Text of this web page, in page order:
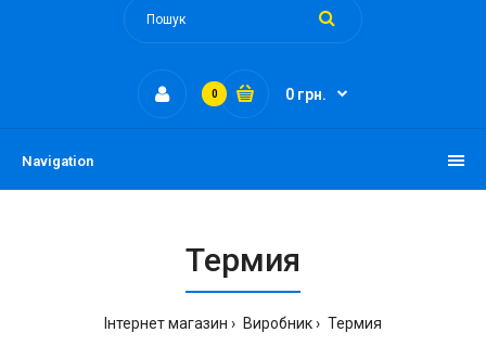
0 0 грн.
Navigation
Термия
Інтернет магазин Виробник Термия